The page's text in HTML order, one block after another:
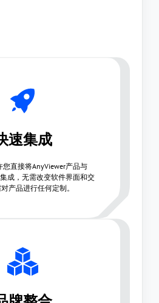
速集成
直接将AnyViewer产品与
成，无需改变软件界面和交
产品进行任何定制。